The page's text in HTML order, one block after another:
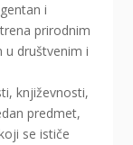
i
prirodnim
u društvenim i
književnosti,
predmet,
se ističe